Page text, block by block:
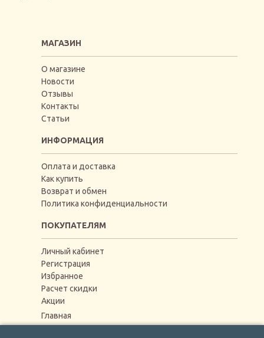
МАГАЗИН
О магазине
Новости
Отзывы
Контакты
Статьи
ИНФОРМАЦИЯ
Оплата и доставка
Как купить
Возврат и обмен
Политика конфиденциальности
ПОКУПАТЕЛЯМ
Личный кабинет
Регистрация
Избранное
Расчет скидки
Акции
Главная